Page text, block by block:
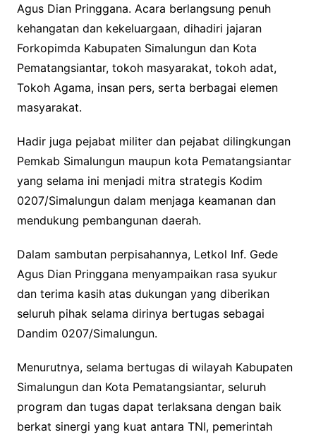
Agus Dian Pringgana. Acara berlangsung penuh
kehangatan dan kekeluargaan, dihadiri jajaran
Forkopimda Kabupaten Simalungun dan Kota
Pematangsiantar, tokoh masyarakat, tokoh adat,
Tokoh Agama, insan pers, serta berbagai elemen
masyarakat.
Hadir juga pejabat militer dan pejabat dilingkungan
Pemkab Simalungun maupun kota Pematangsiantar
yang selama ini menjadi mitra strategis Kodim
0207/Simalungun dalam menjaga keamanan dan
mendukung pembangunan daerah.
Dalam sambutan perpisahannya, Letkol Inf. Gede
Agus Dian Pringgana menyampaikan rasa syukur
dan terima kasih atas dukungan yang diberikan
seluruh pihak selama dirinya bertugas sebagai
Dandim 0207/Simalungun.
Menurutnya, selama bertugas di wilayah Kabupaten
Simalungun dan Kota Pematangsiantar, seluruh
program dan tugas dapat terlaksana dengan baik
berkat sinergi yang kuat antara TNI, pemerintah